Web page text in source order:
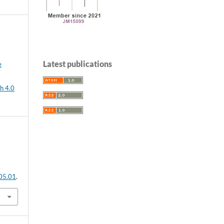
4.0
.
Latest publications